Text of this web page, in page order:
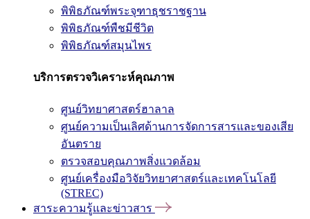
พิพิธภัณฑ์พระจุฑาธุชราชฐาน
พิพิธภัณฑ์พืชมีชีวิต
พิพิธภัณฑ์สมุนไพร
บริการตรวจวิเคราะห์คุณภาพ
ศูนย์วิทยาศาสตร์ฮาลาล
ศูนย์ความเป็นเลิศด้านการจัดการสารและของเสีย
อันตราย
ตรวจสอบคุณภาพสิ่งแวดล้อม
ศูนย์เครื่องมือวิจัยวิทยาศาสตร์และเทคโนโลยี
(STREC)
สาระความรู้และข่าวสาร